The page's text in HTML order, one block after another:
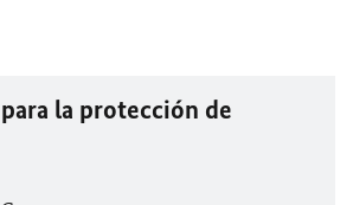
la protección de